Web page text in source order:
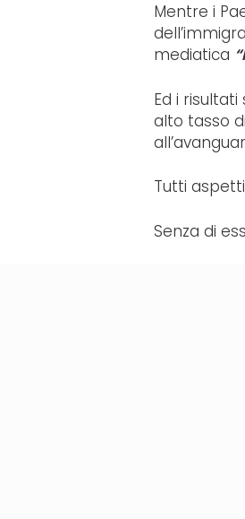
Mentre i
mediatica
Ed i
alto tasso
Tutti
Senza di